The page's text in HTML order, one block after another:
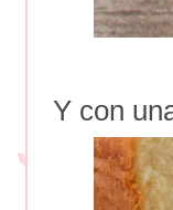
Y con